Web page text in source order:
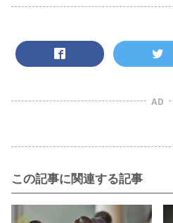
AD
この記事に関連する記事